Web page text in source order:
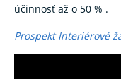
účinnosť až o 50 % .
Prospekt Interiérové